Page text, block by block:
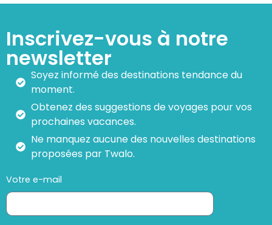
Inscrivez-vous à notre
newsletter
Soyez informé des destinations tendance du
moment.
Obtenez des suggestions de voyages pour vos
prochaines vacances.
Ne manquez aucune des nouvelles destinations
proposées par Twalo.
Votre e-mail